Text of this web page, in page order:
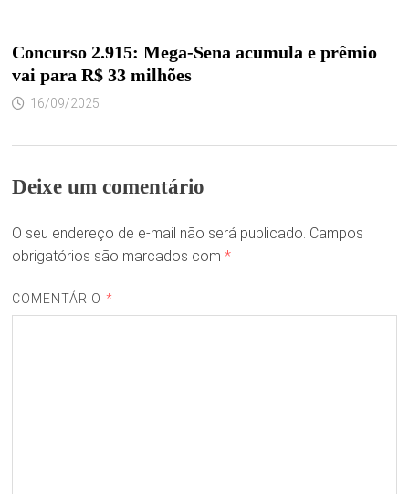
Concurso 2.915: Mega-Sena acumula e prêmio
vai para R$ 33 milhões
16/09/2025
Deixe um comentário
O seu endereço de e-mail não será publicado. Campos
obrigatórios são marcados com *
COMENTÁRIO *